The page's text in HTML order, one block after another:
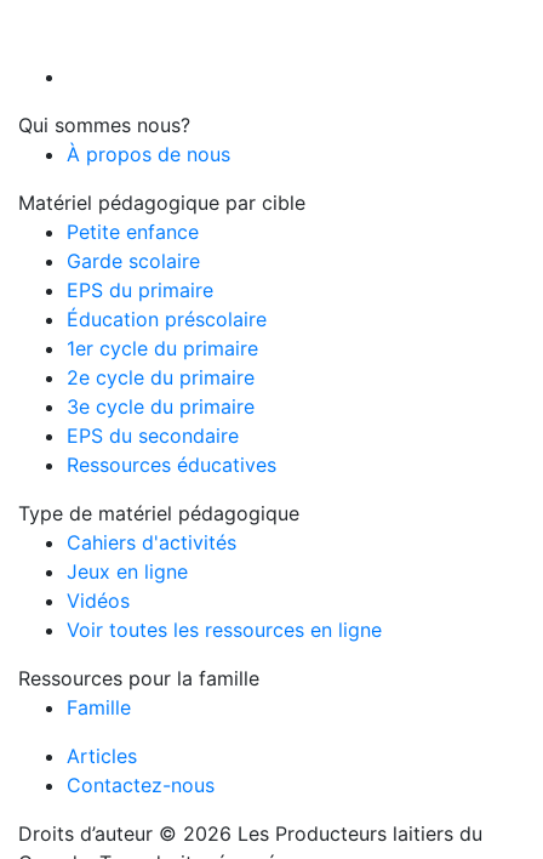
Qui sommes nous?
À propos de nous
Matériel pédagogique par cible
Petite enfance
Garde scolaire
EPS du primaire
Éducation préscolaire
1er cycle du primaire
2e cycle du primaire
3e cycle du primaire
EPS du secondaire
Ressources éducatives
Type de matériel pédagogique
Cahiers d'activités
Jeux en ligne
Vidéos
Voir toutes les ressources en ligne
Ressources pour la famille
Famille
Droits d’auteur © 2026 Les Producteurs laitiers du
Articles
Contactez-nous